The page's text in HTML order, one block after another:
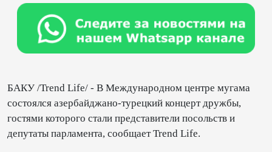
БАКУ /Trend Life/ - В Международном центре мугама
состоялся азербайджано-турецкий концерт дружбы,
гостями которого стали представители посольств и
депутаты парламента, сообщает Trend Life.